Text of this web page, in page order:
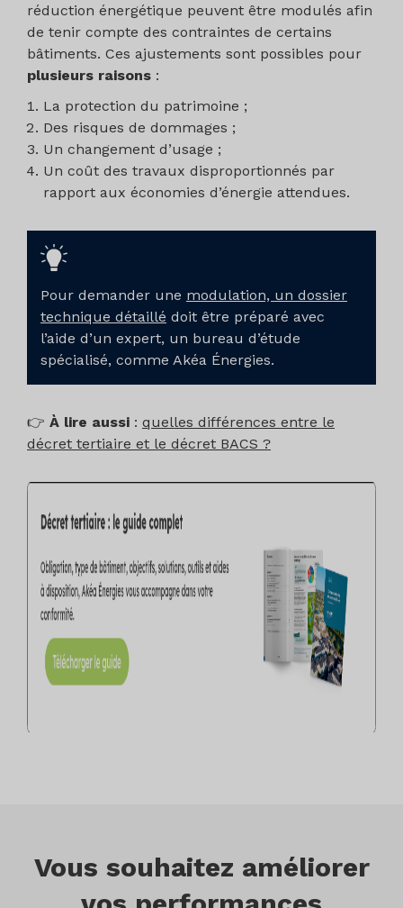
réduction énergétique peuvent être modulés afin
de tenir compte des contraintes de certains
bâtiments. Ces ajustements sont possibles pour
plusieurs raisons :
La protection du patrimoine ;
Des risques de dommages ;
Un changement d’usage ;
Un coût des travaux disproportionnés par
rapport aux économies d’énergie attendues.
Pour demander une modulation, un dossier
technique détaillé doit être préparé avec
l’aide d’un expert, un bureau d’étude
spécialisé, comme Akéa Énergies.
👉 À lire aussi : quelles différences entre le
décret tertiaire et le décret BACS ?
Vous souhaitez améliorer